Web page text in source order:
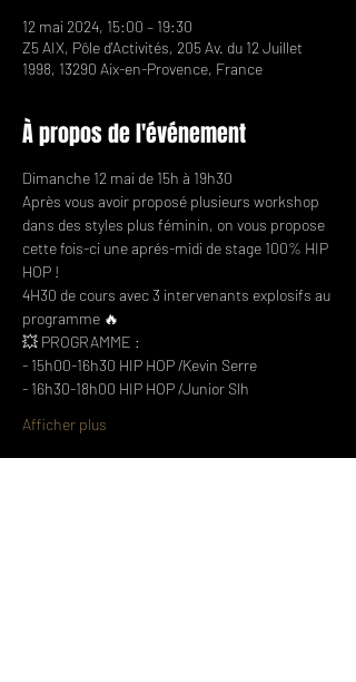
12 mai 2024, 15:00 – 19:30
Z5 AIX, Pôle d'Activités, 205 Av. du 12 Juillet
1998, 13290 Aix-en-Provence, France
À propos de l'événement
Dimanche 12 mai de 15h à 19h30
Après vous avoir proposé plusieurs workshop
dans des styles plus féminin, on vous propose
cette fois-ci une aprés-midi de stage 100% HIP
HOP !
4H30 de cours avec 3 intervenants explosifs au
programme 🔥
💥 PROGRAMME :
- 15h00-16h30 HIP HOP /Kevin Serre
- 16h30-18h00 HIP HOP /Junior Slh
Afficher plus